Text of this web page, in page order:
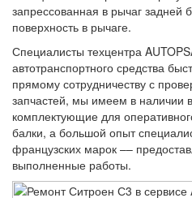
запрессованная в рычаг задней
поверхность в рычаге.
Специалисты техцентра
автотранспортного средства
прямому сотрудничеству с
запчастей, мы имеем в наличии
комплектующие для
балки, а большой опыт
французских марок ––
выполненные работы.